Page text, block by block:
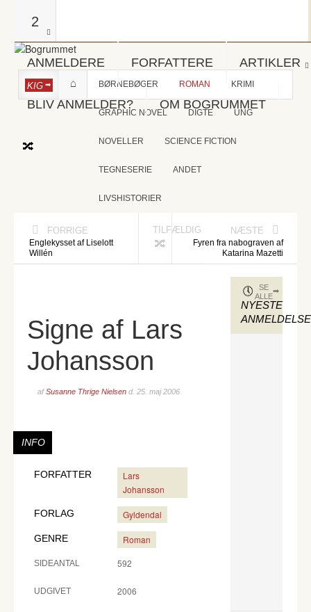
2
ANMELDERE FORFATTERE ARTIKLER
BLIV ANMELDER? OM BOGRUMMET
KIG BØRNEBØGER ROMAN KRIMI
GRAPHIC NOVEL DIGTE UNG
NOVELLER SCIENCE FICTION
TEGNESERIE ANDET
LIVSHISTORIER
FORRIGE
Englekysset af Liselott
Willén
TILFÆLDIG NÆSTE
Fyren fra nabograven af
Katarina Mazetti
Signe af Lars
Johansson
afSusanne Thrige Nielsen d. 25. maj 2006
INFO
FORFATTER
Lars
Johansson
FORLAG Gyldendal
GENRE Roman
SIDEANTAL 592
UDGIVET 2006
NYESTE
SE
ALLE